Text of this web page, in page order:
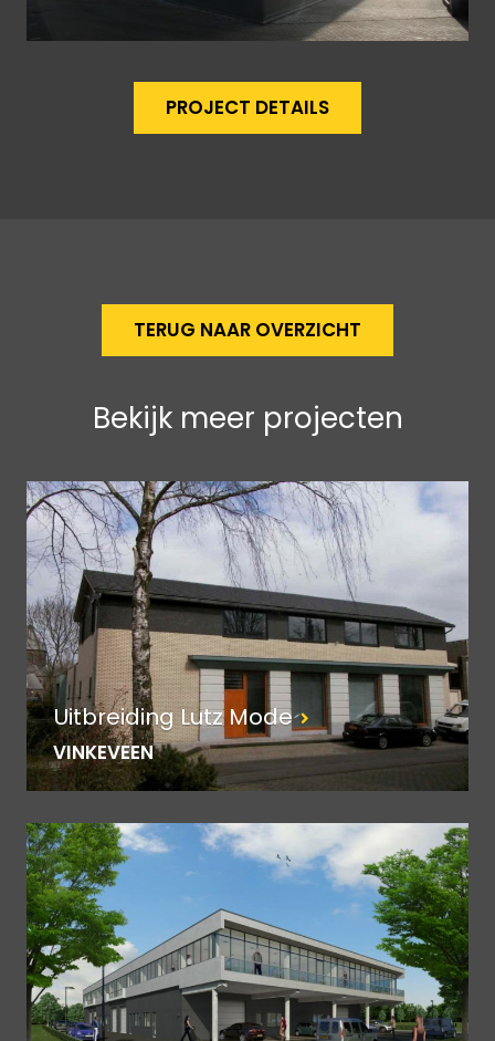
PROJECT DETAILS
TERUG NAAR OVERZICHT
Bekijk meer projecten
Uitbreiding Lutz Mode
VINKEVEEN